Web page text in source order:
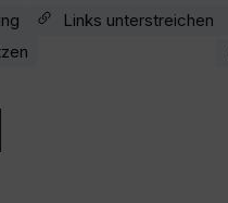
Links unterstreichen